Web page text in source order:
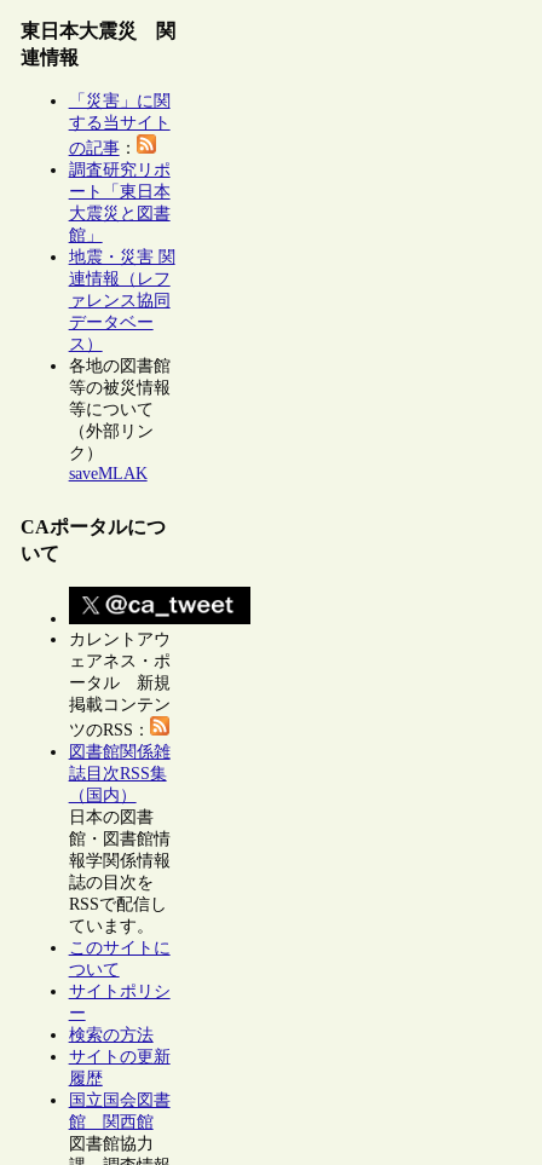
東日本大震災 関
連情報
「災害」に関
する当サイト
の記事：
調査研究リポ
ート「東日本
大震災と図書
館」
地震・災害 関
連情報（レフ
ァレンス協同
データベー
ス）
各地の図書館
等の被災情報
等について
（外部リン
ク）
saveMLAK
CAポータルにつ
いて
カレントアウ
ェアネス・ポ
ータル 新規
掲載コンテン
ツのRSS：
図書館関係雑
誌目次RSS集
（国内）
日本の図書
館・図書館情
報学関係情報
誌の目次を
RSSで配信し
ています。
このサイトに
ついて
サイトポリシ
ー
検索の方法
サイトの更新
履歴
国立国会図書
館 関西館
図書館協力